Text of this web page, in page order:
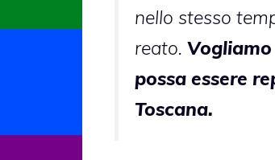
nello stesso
reato.
possa essere
Toscana.